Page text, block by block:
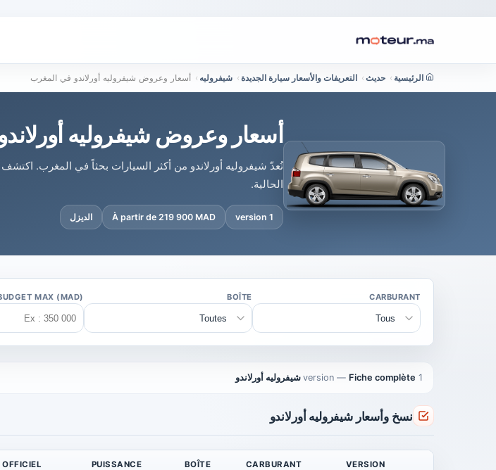
الرئيسية › حديث › التعريفات والأسعار سيارة الجديدة › شيفروليه › أسعار وعروض شيفروليه أورلاندو في المغرب
أسعار وعروض شيفروليه
تُعدّ شيفروليه أورلاندو من أكثر السيارات بحثاً في المغرب.
الحالية.
1 version
À partir de 219 900 MAD الديزل
CARBURANT
BOÎTE
MAX (MAD)
1 version
— Fiche complète شيفروليه أورلاندو
نسخ وأسعار شيفروليه أورلاندو
VERSION
CARBURANT
BOÎTE
PUISSANCE
OFFICIEL